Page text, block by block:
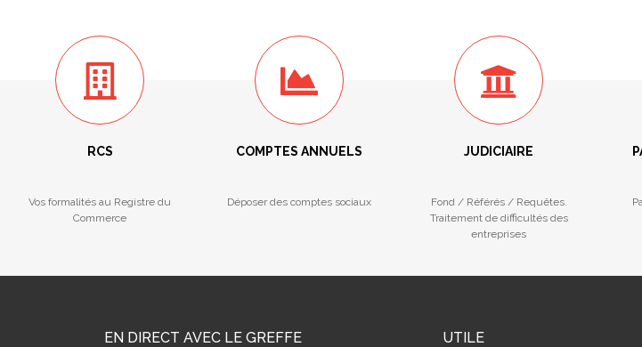
RCS
Vos formalités au Registre du
Commerce
COMPTES ANNUELS
Déposer des comptes sociaux
JUDICIAIRE
Fond / Référés / Requêtes.
Traitement de difficultés des
entreprises
EN DIRECT AVEC LE GREFFE UTILE